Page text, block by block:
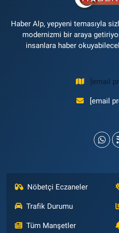
Haber Alp, yepyeni temasıyla
modernizmi bir araya
insanlara haber
[email
[email
Nöbetçi Eczaneler
Trafik Durumu
Tüm Manşetler